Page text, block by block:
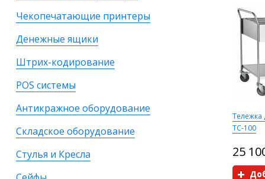
Чекопечатающие принтеры
Денежные ящики
Штрих-кодирование
POS системы
Антикражное оборудование
Складское оборудование
Стулья и Кресла
Тележка
ТС-100
25